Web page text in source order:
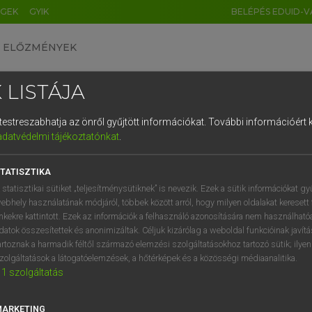
GYIK BELÉPÉS EDUID-
ELŐZMÉNYEK
szótár
VAN ELŐFIZETÉSED?
megtekintéséhez.
LISTÁJA
az önről gyűjtött információkat. További információért
tájékoztatónkat.
statisztikai sütiket „teljesítménysütiknek” is nevezik. Ezek a sütik információkat
használatának módjáról, többek között arról, hogy milyen oldalakat keresett
kattintott. Ezek az információk a felhasználó azonosítására nem
összesítettek és anonimizáltak. Céljuk kizárólag a weboldal funkcióinak
a harmadik féltől származó elemzési szolgáltatásokhoz tartozó sütik;
a látogatóelemzések, a hőtérképek és a közösségi médiaanalitika.
1 szolgáltatás
DE CN FR ES IT NL
1 2 3 4 5 6 7 8 9
q w e r t z u i
a s d f g h j k l é
í y x c v b n m , .